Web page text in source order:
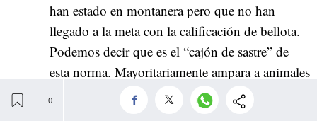
han estado en montanera pero que no han
llegado a la meta con la calificación de bellota.
Podemos decir que es el “cajón de sastre” de
esta norma. Mayoritariamente ampara a animales
de 50% ibéricos (de nuevo madre 100% y